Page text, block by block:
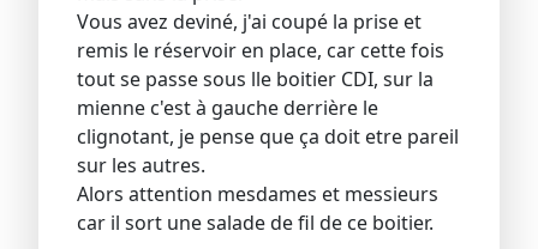
Vous avez deviné, j'ai coupé la prise et
remis le réservoir en place, car cette fois
tout se passe sous lle boitier CDI, sur la
mienne c'est à gauche derrière le
clignotant, je pense que ça doit etre pareil
sur les autres.
Alors attention mesdames et messieurs
car il sort une salade de fil de ce boitier.